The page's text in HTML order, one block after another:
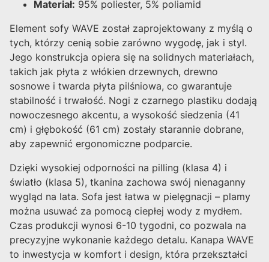
Materiał: 95% poliester, 5% poliamid
Element sofy WAVE został zaprojektowany z myślą o
tych, którzy cenią sobie zarówno wygodę, jak i styl.
Jego konstrukcja opiera się na solidnych materiałach,
takich jak płyta z włókien drzewnych, drewno
sosnowe i twarda płyta pilśniowa, co gwarantuje
stabilność i trwałość. Nogi z czarnego plastiku dodają
nowoczesnego akcentu, a wysokość siedzenia (41
cm) i głębokość (61 cm) zostały starannie dobrane,
aby zapewnić ergonomiczne podparcie.
Dzięki wysokiej odporności na pilling (klasa 4) i
światło (klasa 5), tkanina zachowa swój nienaganny
wygląd na lata. Sofa jest łatwa w pielęgnacji – plamy
można usuwać za pomocą ciepłej wody z mydłem.
Czas produkcji wynosi 6-10 tygodni, co pozwala na
precyzyjne wykonanie każdego detalu. Kanapa WAVE
to inwestycja w komfort i design, która przekształci